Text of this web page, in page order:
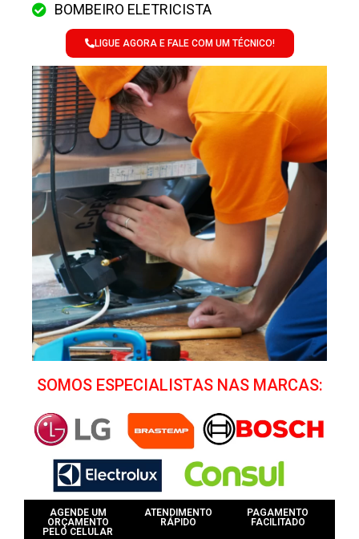
BOMBEIRO ELETRICISTA
LIGUE AGORA E FALE COM UM TÉCNICO!
SOMOS ESPECIALISTAS NAS MARCAS:
AGENDE UM
ORÇAMENTO
PELO CELULAR
ATENDIMENTO
RÁPIDO
PAGAMENTO
FACILITADO